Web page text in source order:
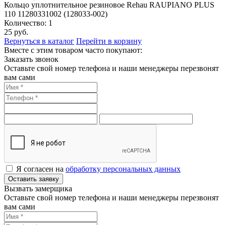
Кольцо уплотнительное резиновое Rehau RAUPIANO PLUS
110 11280331002 (128033-002)
Количество: 1
25 руб.
Вернуться в каталог Перейти в корзину
Вместе с этим товаром часто покупают:
Заказать звонок
Оставьте свой номер телефона и наши менеджеры перезвонят
вам сами
Я согласен на обработку персональных данных
Оставить заявку
Вызвать замерщика
Оставьте свой номер телефона и наши менеджеры перезвонят
вам сами